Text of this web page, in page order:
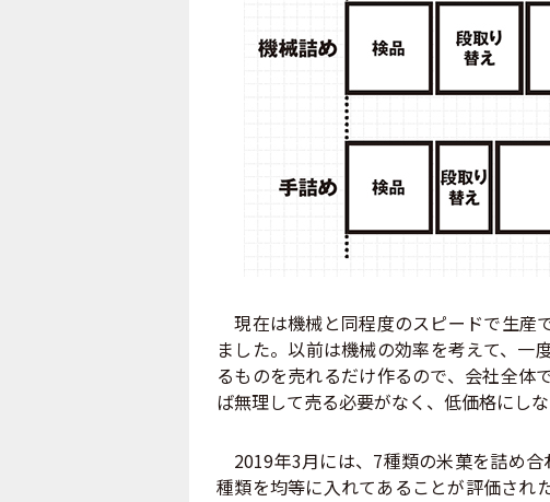
現在は機械と同程度のスピードで生産
ました。以前は機械の効率を考えて、
るものを売れるだけ作るので、会社全体
ば無理して売る必要がなく、低価格にし
2019年3月には、7種類の米菓を詰め
種類を均等に入れてあることが評価され